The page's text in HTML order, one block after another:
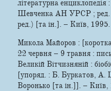
літературна
Шевченка АН УРСР ; ред.
ред.) [та ін.]. – Київ,
Микола Майоров :
22 червня – 9 травня :
Великій Вітчизняній :
[упоряд. : Б. Буркатов, А.
Воронько [та ін.]]. –